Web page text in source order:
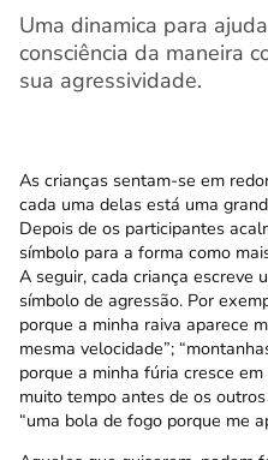
Uma dinamica para
consciência da maneira
sua agressividade.
As crianças sentam-se em
cada uma delas está uma
Depois de os participantes
símbolo para a forma como
A seguir, cada criança escreve
símbolo de agressão. Por
porque a minha raiva aparece
mesma velocidade”;
porque a minha fúria cresce
muito tempo antes de os
“uma bola de fogo porque me